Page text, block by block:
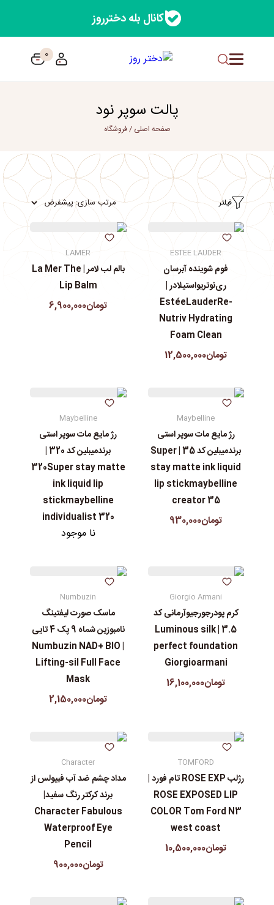
کانال بله دخترروز
0
پالت سوپر نود
صفحه اصلی /فروشگاه
فیلتر
ESTEE LAUDER
فوم شوینده آبرسان
ری‌نوتریواستیلادر |
EstéeLauderRe-
Nutriv Hydrating
Foam Clean
تومان12,500,000
LAMER
بالم لب لامر | La Mer The
Lip Balm
تومان6,900,000
Maybelline
رژ مایع مات سوپر استی‌
برندمیبلین کد 35 | Super
stay matte ink liquid
lip stickmaybelline
creator 35
تومان930,000
Maybelline
رژ مایع مات سوپر استی‌
برندمیبلین کد 320 |
320Super stay matte
ink liquid lip
stickmaybelline
individualist 320
نا موجود
Giorgio Armani
کرم پودرجورجیوآرمانی کد
3.5 | Luminous silk
perfect foundation
Giorgioarmani
تومان16,100,000
Numbuzin
ماسک صورت لیفتینگ
نامبوزین شماه 9 پک 4 تایی
| Numbuzin NAD+ BIO
Lifting-sil Full Face
Mask
تومان2,150,000
TOMFORD
رژلب ROSE EXP تام فورد |
ROSE EXPOSED LIP
COLOR Tom Ford N3
west coast
تومان10,500,000
Character
مداد چشم ضد آب فبیولس از
برند کرکتر رنگ سفید|
Character Fabulous
Waterproof Eye
Pencil
تومان900,000